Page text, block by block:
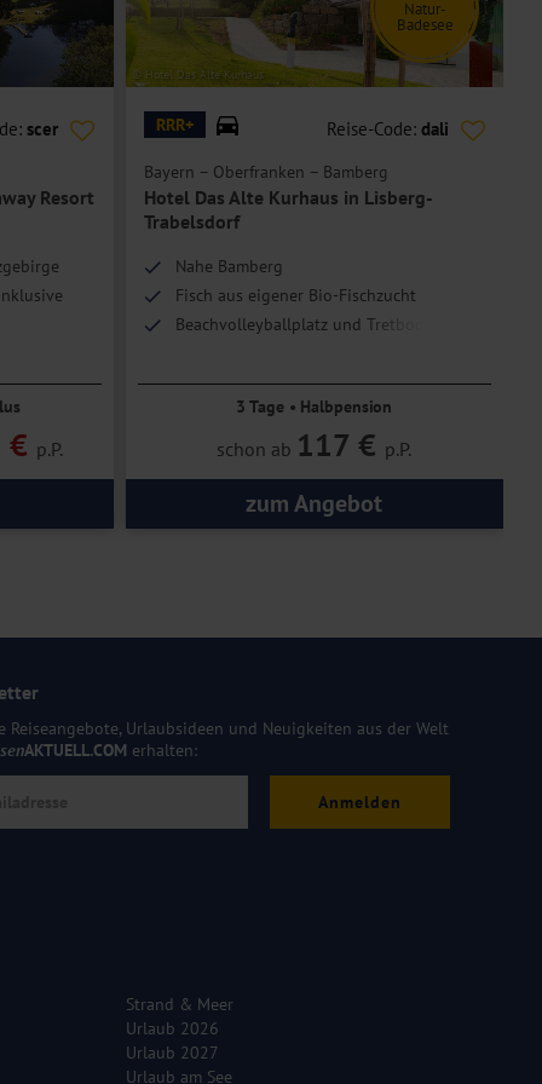
scer
Resort
€ p.P.
© Hotel Das Alte Kurhaus
Natur-
Badesee
RRR+ Reise-Code: dali
Bayern – Oberfranken – Bamberg
Hotel Das Alte Kurhaus in Lisberg-
Trabelsdorf
Nahe Bamberg
Fisch aus eigener Bio-Fischzucht
Beachvolleyballplatz und Tretbootverleih
3 Tage • Halbpension
schon ab 117 € p.P.
zum Angebot
Reiseangebote, Urlaubsideen und Neuigkeiten aus der Welt
AKTUELL.COM erhalten:
Anmelden
Strand & Meer
Urlaub 2026
Urlaub 2027
Urlaub am See